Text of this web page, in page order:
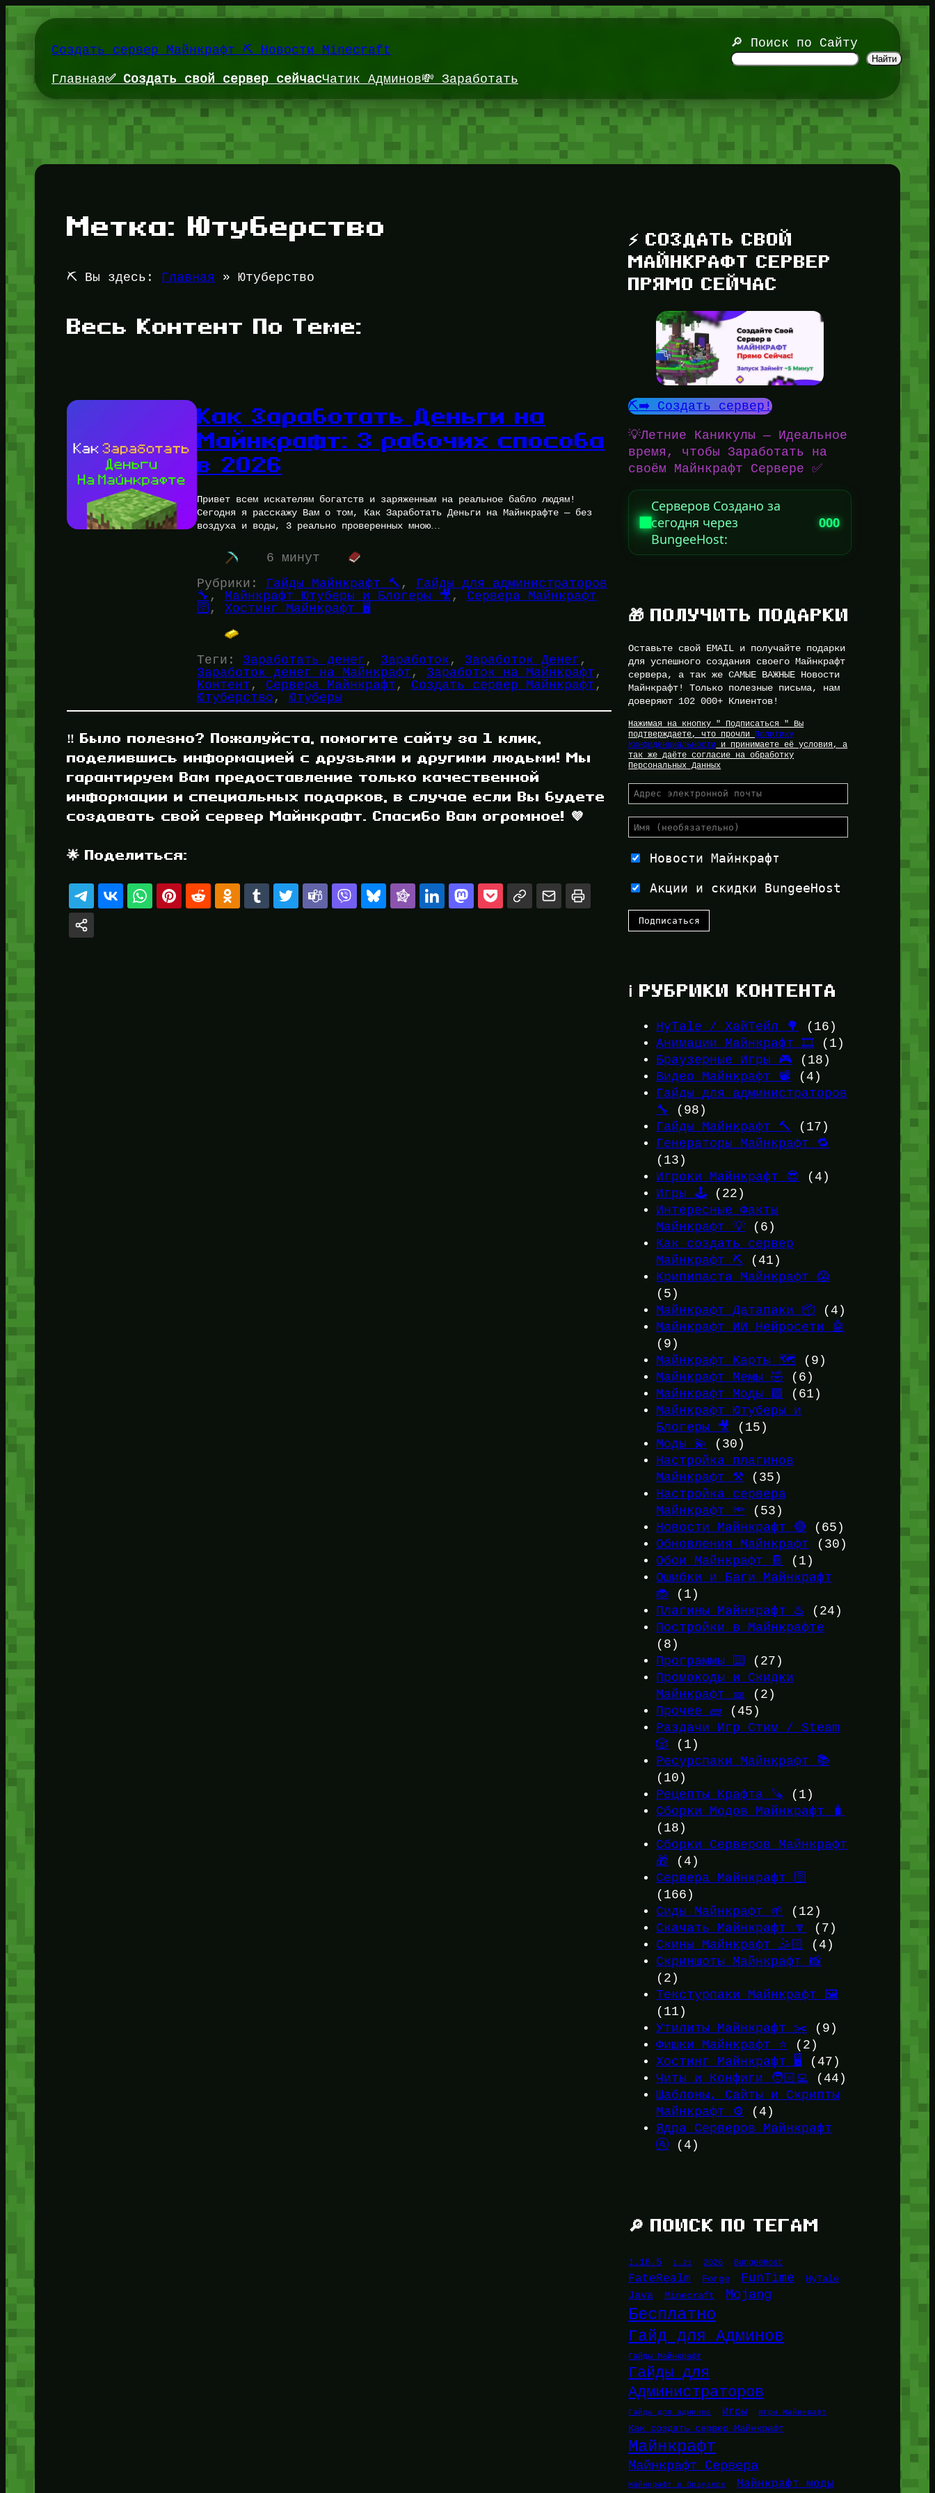
содержимомуСоздать сервер Майнкрафт ⛏️ Новости Minecraft
🔎 Поиск по Сайту
Найти
Главная✅ Создать свой сервер сейчасЧатик Админов💸 Заработать
Метка:Ютуберство
⛏️ Вы здесь: Главная »Ютуберство
Весь Контент По Теме:
Как Заработать Деньги на
Майнкрафт: 3 рабочих способа
в 2026
Привет всем искателям богатств и заряженным на реальное бабло людям!
Сегодня я расскажу Вам о том, Как Заработать Деньги на Майнкрафте — без
воздуха и воды, 3 реально проверенных мною…
6 минут
Рубрики:
Гайды Майнкрафт 🔨 ,
Гайды для администраторов
🔧 , Майнкрафт Ютуберы и Блогеры 🎥 , Сервера Майнкрафт
🛜 , Хостинг Майнкрафт 🖥️
Теги: Заработать денег , Заработок , Заработок Денег
Заработок денег на Майнкрафт , Заработок на Майнкрафт
Контент , Сервера Майнкрафт , Создать сервер Майнкрафт
Ютуберство , Ютуберы
‼️ Было полезно? Пожалуйста, помогите сайту за 1 клик,
поделившись информацией с друзьями и другими людьми! Мы
гарантируем Вам предоставление только качественной
информации и специальных подарков, в случае если Вы будете
создавать свой сервер Майнкрафт. Спасибо Вам огромное! 💜
🌟 Поделиться:
⚡ СОЗДАТЬ СВОЙ
МАЙНКРАФТ СЕРВЕР
ПРЯМО СЕЙЧАС
⛏️➡️ Создать сервер!
💡Летние Каникулы — Идеальное
время, чтобы Заработать на
своём Майнкрафт Сервере ✅
Серверов Создано за
сегодня через
BungeeHost:
000
🎁 ПОЛУЧИТЬ ПОДАРКИ
Оставьте свой EMAIL и получайте подарки
для успешного создания своего Майнкрафт
сервера, а так же САМЫЕ ВАЖНЫЕ Новости
Майнкрафт! Только полезные письма, нам
доверяют 102 000+ Клиентов!
Нажимая на кнопку " Подписаться " Вы
подтверждаете, что прочли Политику
Конфиденциальности и принимаете её условия, а
так же даёте согласие на обработку
Персональных Данных
Новости Майнкрафт
Акции и скидки BungeeHost
ℹ️ РУБРИКИ КОНТЕНТА
HyTale / ХайТейл 🌳
(16)
Анимации Майнкрафт 🎞️ (1)
Браузерные Игры 🎮 (18)
Видео Майнкрафт 📽️ (4)
Гайды для администраторов
🔧
(98)
Гайды Майнкрафт 🔨
(17)
Генераторы Майнкрафт 🔁
(13)
Игроки Майнкрафт 😎 (4)
Игры 🕹️ (22)
Интересные Факты
Майнкрафт 💡 (6)
Как создать сервер
Майнкрафт ⛏️ (41)
Крипипаста Майнкрафт 😱
(5)
Майнкрафт Датапаки 📦 (4)
Майнкрафт ИИ Нейросети 🤖
(9)
Майнкрафт Карты 🗺️ (9)
Майнкрафт Мемы 🤣 (6)
Майнкрафт Моды 🟩
(61)
Майнкрафт Ютуберы и
Блогеры 🎥
(15)
Моды 💫
(30)
Настройка плагинов
Майнкрафт ⚒️ (35)
Настройка сервера
Майнкрафт 🔦 (53)
Новости Майнкрафт 🔴 (65)
Обновления Майнкрафт (30)
Обои Майнкрафт 📔
(1)
Ошибки и Баги Майнкрафт
🐞 (1)
Плагины Майнкрафт ♨️ (24)
Постройки в Майнкрафте
(8)
Программы ⌨️
(27)
Промокоды и Скидки
Майнкрафт 🎫
(2)
Прочее 🧱 (45)
Раздачи Игр Стим / Steam
🎲 (1)
Ресурспаки Майнкрафт 📚
(10)
Рецепты Крафта 🪚 (1)
Сборки Модов Майнкрафт 🧳
(18)
Сборки Серверов Майнкрафт
🎁 (4)
Сервера Майнкрафт 🛜
(166)
Сиды Майнкрафт 🌱
(12)
Скачать Майнкрафт 🔽
(7)
Скины Майнкрафт 🤹🏻
(4)
Скриншоты Майнкрафт 📸
(2)
Текстурпаки Майнкрафт 🖼️
(11)
Утилиты Майнкрафт ✂️ (9)
Фишки Майнкрафт ⭐ (2)
Хостинг Майнкрафт 🖥️
(47)
Читы и Конфиги 🧑🏻‍💻 (44)
Шаблоны, Сайты и Скрипты
Майнкрафт ⚙️ (4)
Ядра Серверов Майнкрафт
🚰 (4)
🔎 ПОИСК ПО ТЕГАМ
1.16.5 1.21 2026 BungeeHost
FateRealm Forge FunTime HyTale
Java Minecraft Mojang
Бесплатно
Гайд для Админов
Гайды Майнкрафт
Гайды для
Администраторов
Гайды для админов Игры Игры Майнкрафт
Как создать сервер Майнкрафт
Майнкрафт
Майнкрафт Сервера
Майнкрафт в браузере Майнкрафт моды